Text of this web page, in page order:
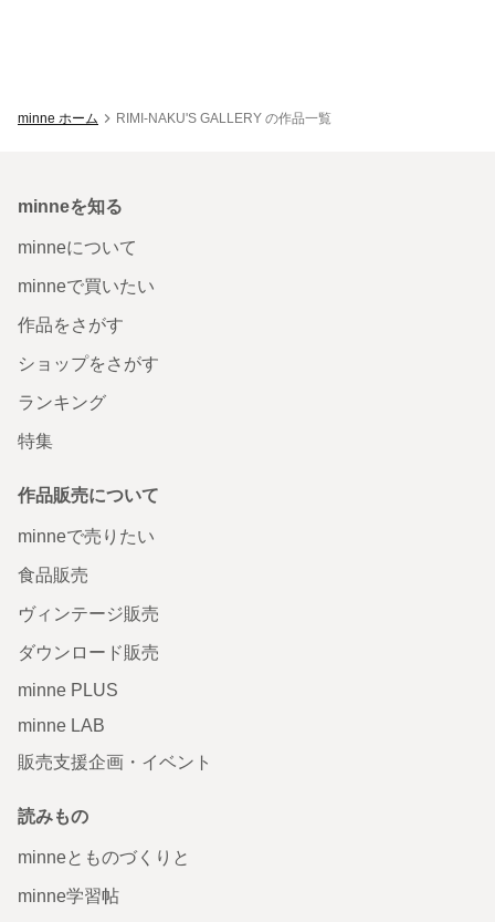
minne ホーム RIMI-NAKU'S GALLERY の作品一覧
minneを知る
minneについて
minneで買いたい
作品をさがす
ショップをさがす
ランキング
特集
作品販売について
minneで売りたい
食品販売
ヴィンテージ販売
ダウンロード販売
minne PLUS
minne LAB
販売支援企画・イベント
読みもの
minneとものづくりと
minne学習帖